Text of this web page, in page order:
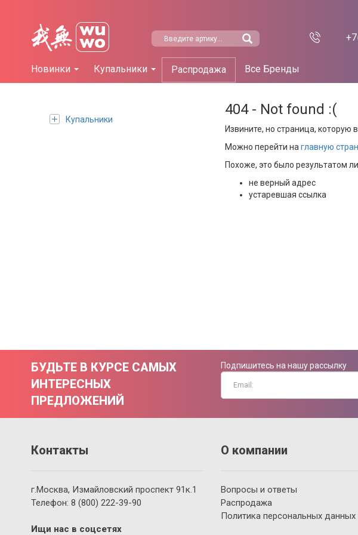
Новинки Купальники Распродажа Все Бренды
Купальники
404 - Not found :(
Извините, но страница, которую
Можно перейти на главную
Похоже, это было результатом
не верный адрес
устаревшая ссылка
БУДЬТЕ В КУРСЕ САМЫХ
ИНТЕРЕСНЫХ
ПРЕДЛОЖЕНИЙ
Подпишитесь на нашу рассылку
Контакты
г.Москва, Измайловский проспект 91к.1
Телефон: 8 (800) 222-39-90
Ищи нас в соцсетях
О компании
Вопросы и ответы
Распродажа
Политика персональных данных